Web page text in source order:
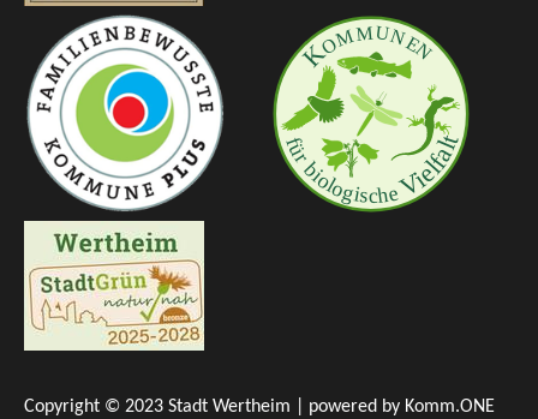
Copyright © 2023 Stadt Wertheim | powered by Komm.ONE